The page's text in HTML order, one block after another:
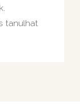
tanulhat